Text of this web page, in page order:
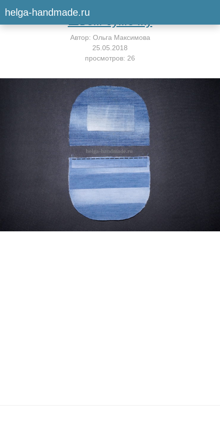
helga-handmade.ruВернуться к мастер-классу
Шьём сумочку
Автор: Ольга Максимова
25.05.2018
просмотров: 26